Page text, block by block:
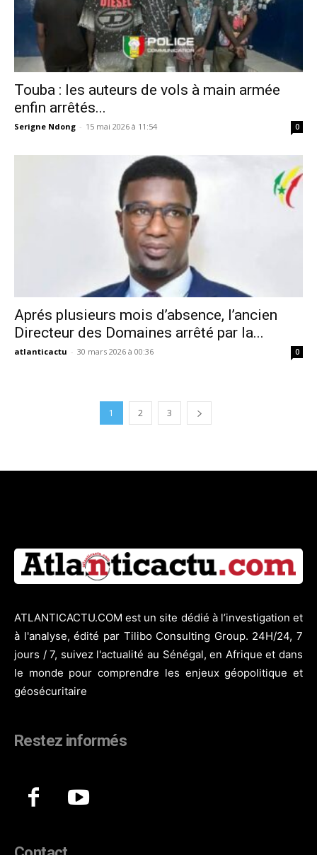
Touba : les auteurs de vols à main armée
enfin arrêtés...
Serigne Ndong - 15 mai 2026 à 11:54 0
Aprés plusieurs mois d’absence, l’ancien
Directeur des Domaines arrêté par la...
atlanticactu - 30 mars 2026 à 00:36 0
1 2 3
ATLANTICACTU.COM est un site dédié à l’investigation et
à l'analyse, édité par Tilibo Consulting Group. 24H/24, 7
jours / 7, suivez l'actualité au Sénégal, en Afrique et dans
le monde pour comprendre les enjeux géopolitique et
géosécuritaire
Restez informés